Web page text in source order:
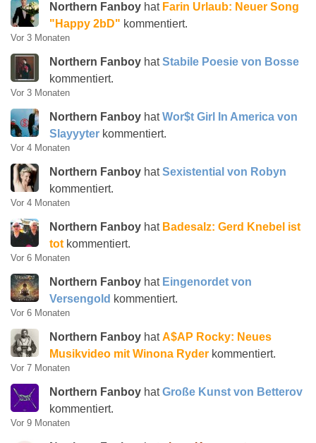
Northern Fanboy hat Farin Urlaub: Neuer Song
"Happy 2bD" kommentiert.
Vor 3 Monaten
Northern Fanboy hatStabile Poesie von Bosse
kommentiert.
Vor 3 Monaten
Northern Fanboy hatWor$t Girl In America von
Slayyyter kommentiert.
Vor 4 Monaten
Northern Fanboy hatSexistential von Robyn
kommentiert.
Vor 4 Monaten
Northern Fanboy hat Badesalz: Gerd Knebel ist
tot kommentiert.
Vor 6 Monaten
Northern Fanboy hat Eingenordet von
Versengold kommentiert.
Vor 6 Monaten
Northern Fanboy hatA$AP Rocky: Neues
Musikvideo mit Winona Ryder kommentiert.
Vor 7 Monaten
Northern Fanboy hatGroße Kunst von Betterov
kommentiert.
Vor 9 Monaten